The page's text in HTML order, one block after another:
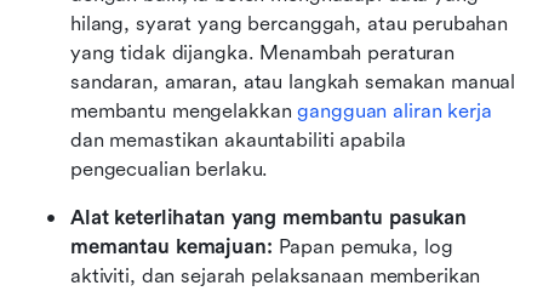
hilang, syarat yang bercanggah, atau perubahan
yang tidak dijangka. Menambah peraturan
sandaran, amaran, atau langkah semakan manual
membantu mengelakkan gangguan aliran kerja
dan memastikan akauntabiliti apabila
pengecualian berlaku.
Alat keterlihatan yang membantu pasukan
memantau kemajuan: Papan pemuka, log
aktiviti, dan sejarah pelaksanaan memberikan